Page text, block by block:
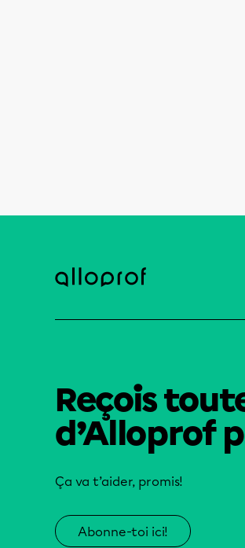
Reçois
d’Alloprof
Ça va t’aider, promis!
Abonne-toi ici!